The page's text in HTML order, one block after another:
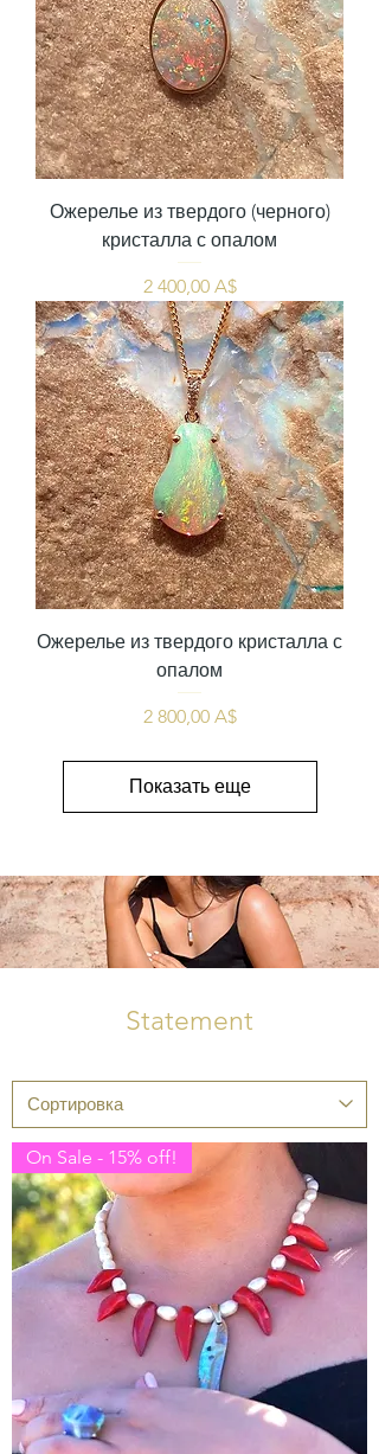
Ожерелье из твердого (черного)
кристалла с опалом
Цена
2 400,00 A$
Ожерелье из твердого кристалла с
опалом
Цена
2 800,00 A$
Показать еще
Statement
On Sale - 15% off!